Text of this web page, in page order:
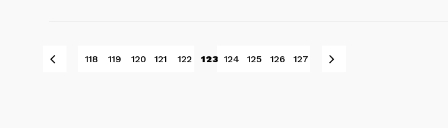
118 119 120 121 122 123 124 125 126 127